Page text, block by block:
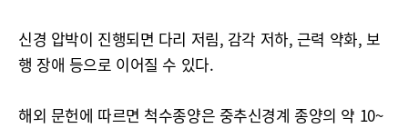
신경 압박이 진행되면 다리 저림, 감각 저하, 근력 약화, 보
행 장애 등으로 이어질 수 있다.
해외 문헌에 따르면 척수종양은 중추신경계 종양의 약 10~